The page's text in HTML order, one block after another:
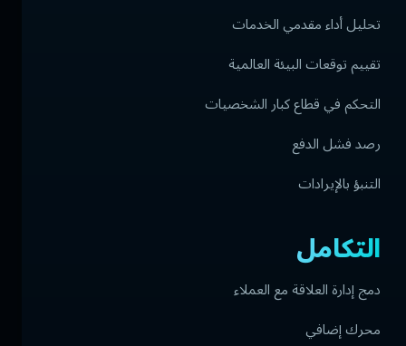
تحليل أداء مقدمي الخدمات
تقييم توقعات البيئة العالمية
التحكم في قطاع كبار الشخصيات
رصد فشل الدفع
التنبؤ بالإيرادات
التكامل
دمج إدارة العلاقة مع العملاء
محرك إضافي